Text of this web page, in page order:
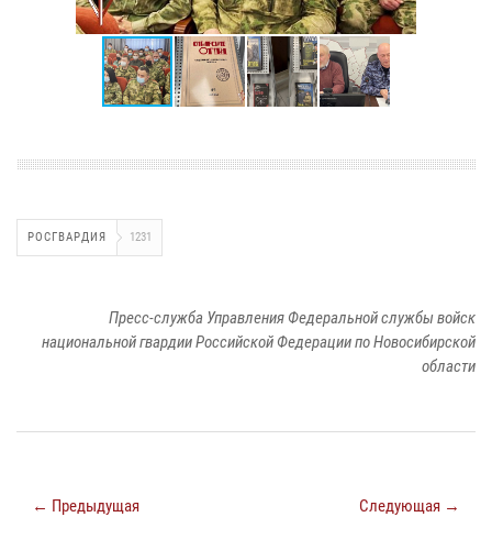
РОСГВАРДИЯ 1231
Пресс-служба Управления Федеральной службы войск
национальной гвардии Российской Федерации по Новосибирской
области
← Предыдущая Следующая →